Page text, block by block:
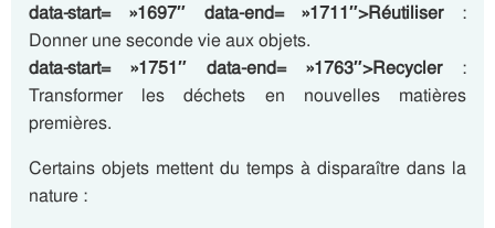
data-start= »1697″ data-end= »1711″>Réutiliser:
Donner une seconde vie aux objets.
data-start= »1751″ data-end= »1763″>Recycler:
Transformer les déchets en nouvelles matières
premières.
Certains objets mettent du temps à disparaître dans la
nature :